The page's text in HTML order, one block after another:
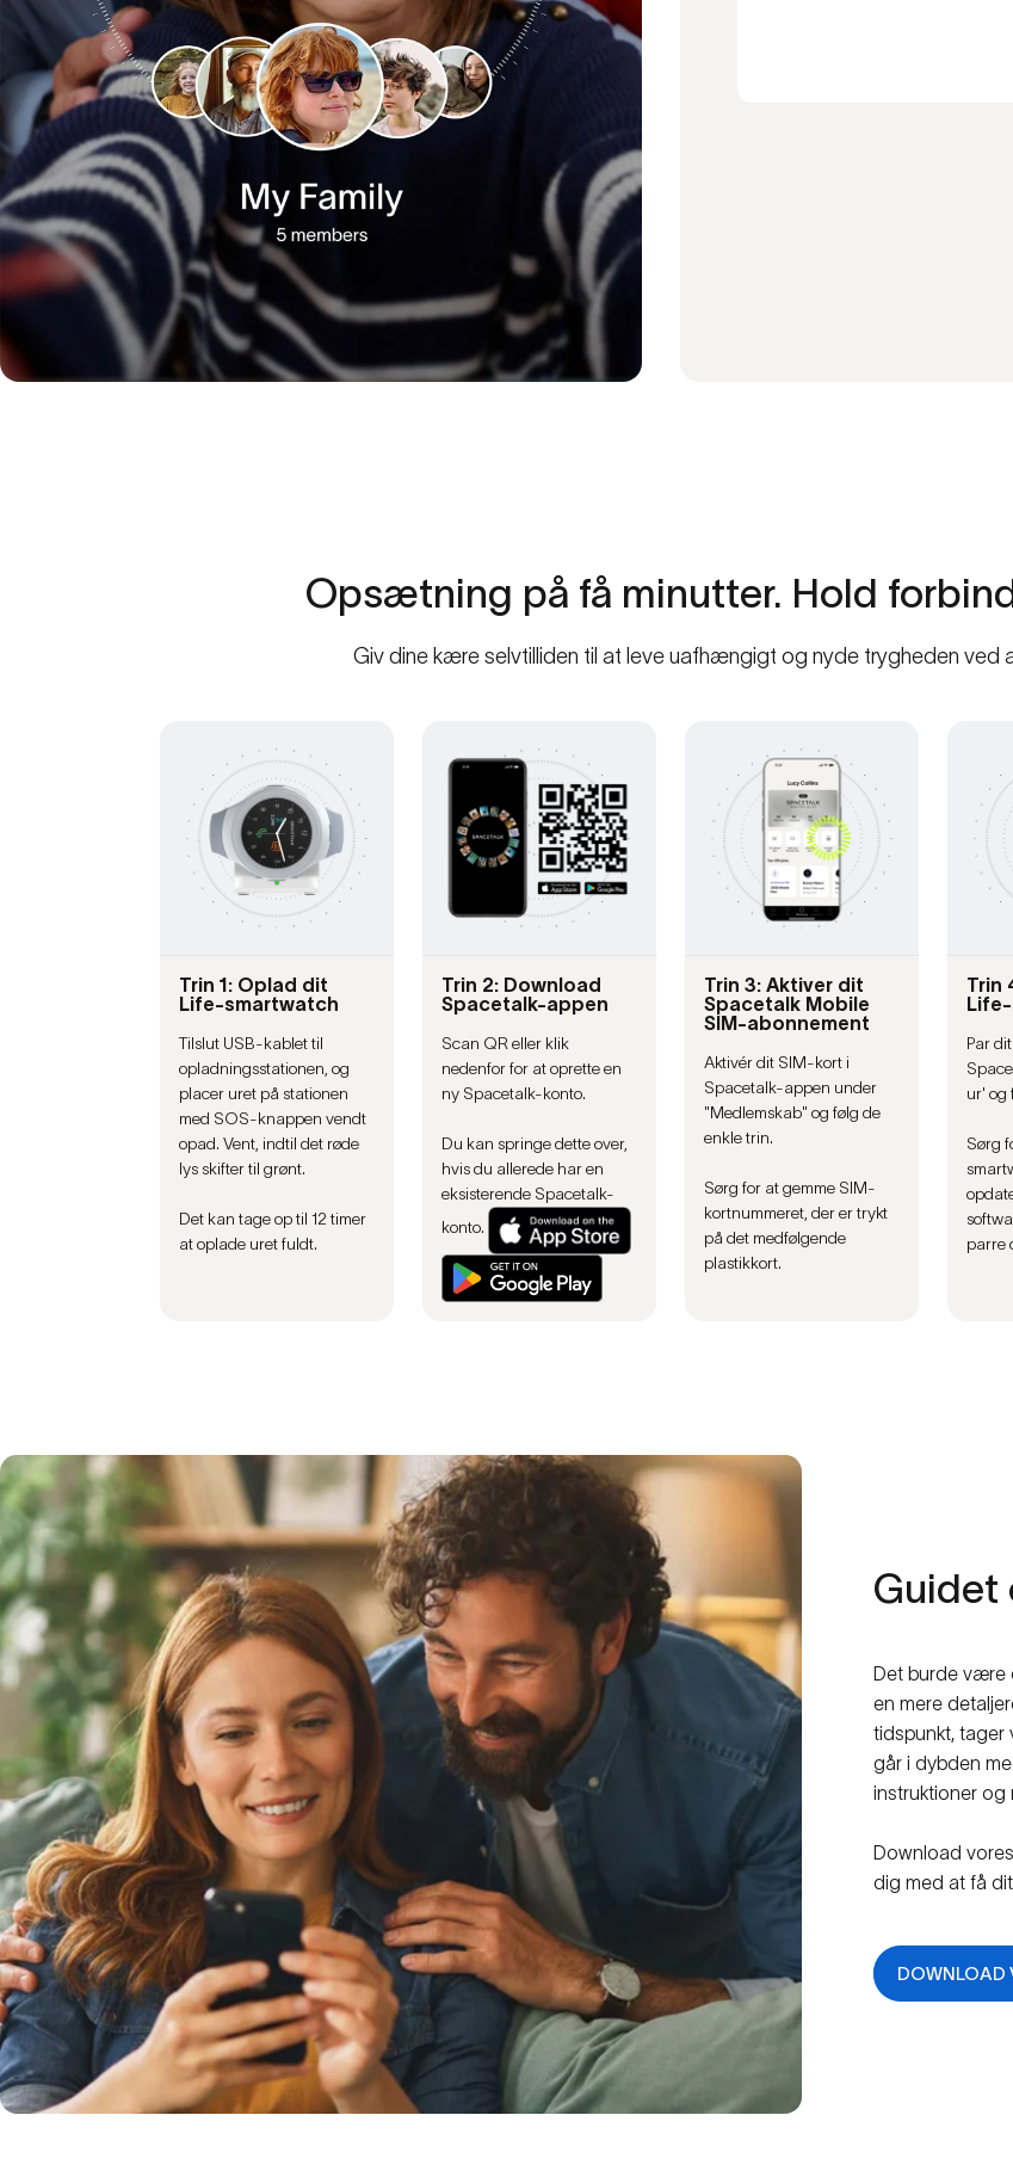
Opsætning på få minutter. Hold
Giv dine kære selvtilliden til at leve uafhængigt og nyde trygheden ved
Trin 1: Oplad dit
Life-smartwatch
Tilslut USB-kablet til
opladningsstationen, og
placer uret på stationen
med SOS-knappen vendt
opad. Vent, indtil det røde
lys skifter til grønt.
Det kan tage op til 12 timer
at oplade uret fuldt.
Trin 2: Download
Spacetalk-appen
Scan QR eller klik
nedenfor for at oprette en
ny Spacetalk-konto.
Du kan springe dette over,
hvis du allerede har en
eksisterende Spacetalk-
konto.
Trin 3: Aktiver dit
Spacetalk Mobile
SIM-abonnement
Aktivér dit SIM-kort i
Spacetalk-appen under
"Medlemskab" og følg de
enkle trin.
Sørg for at gemme SIM-
kortnummeret, der er trykt
på det medfølgende
plastikkort.
Trin
Par
ur' og
Sørg
parre
Guidet
Det burde være
en mere
tidspunkt, tager
går i dybden
instruktioner og
Download
dig med at få
DOWNLOAD